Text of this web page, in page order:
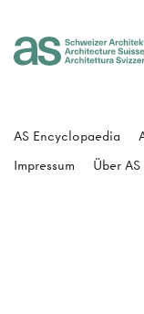
AS Encyclopaedia
Impressum
Über AS